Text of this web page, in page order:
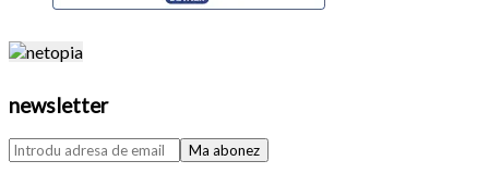
newsletter